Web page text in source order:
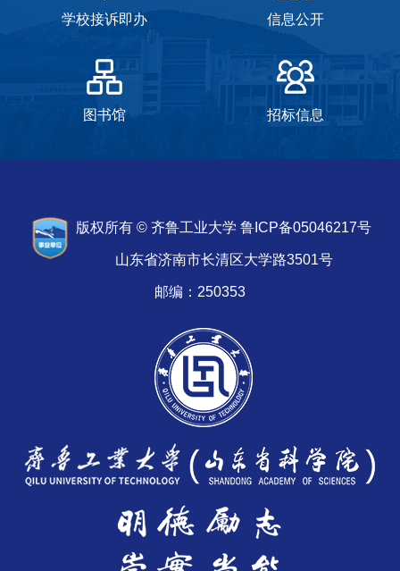
学校接诉即办 信息公开
图书馆 招标信息
邮编：250353